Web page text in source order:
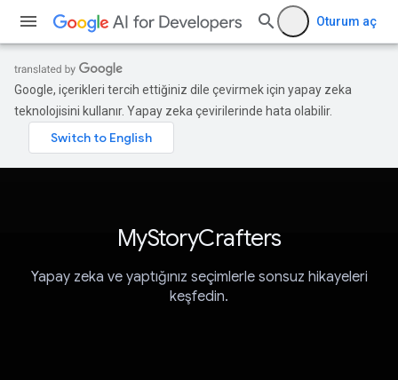
Oturum aç
Google, içerikleri tercih ettiğiniz dile çevirmek için yapay zeka
teknolojisini kullanır. Yapay zeka çevirilerinde hata olabilir.
MyStoryCrafters
Yapay zeka ve yaptığınız seçimlerle sonsuz hikayeleri
keşfedin.